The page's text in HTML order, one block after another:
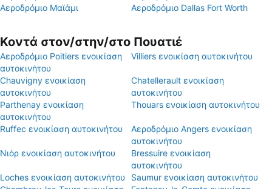
Αεροδρόμιο Μαϊάμι
Αεροδρόμιο Dallas Fort Worth
Κοντά στον/στην/στο Πουατιέ
Αεροδρόμιο Poitiers ενοικίαση
αυτοκινήτου
Villiers ενοικίαση αυτοκινήτου
Chauvigny ενοικίαση
αυτοκινήτου
Chatellerault ενοικίαση
αυτοκινήτου
Parthenay ενοικίαση
αυτοκινήτου
Thouars ενοικίαση αυτοκινήτου
Ruffec ενοικίαση αυτοκινήτου
Αεροδρόμιο Angers ενοικίαση
αυτοκινήτου
Νιόρ ενοικίαση αυτοκινήτου
Bressuire ενοικίαση
αυτοκινήτου
Loches ενοικίαση αυτοκινήτου
Saumur ενοικίαση αυτοκινήτου